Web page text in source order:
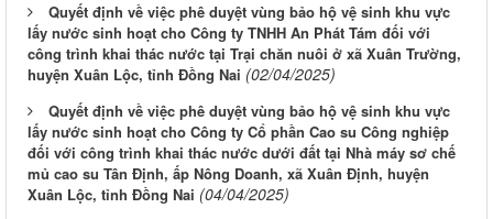
Quyết định về việc phê duyệt vùng bảo hộ vệ sinh khu vực
lấy nước sinh hoạt cho Công ty TNHH An Phát Tám đối với
công trình khai thác nước tại Trại chăn nuôi ở xã Xuân Trường,
huyện Xuân Lộc, tỉnh Đồng Nai (02/04/2025)
Quyết định về việc phê duyệt vùng bảo hộ vệ sinh khu vực
lấy nước sinh hoạt cho Công ty Cổ phần Cao su Công nghiệp
đối với công trình khai thác nước dưới đất tại Nhà máy sơ chế
mủ cao su Tân Định, ấp Nông Doanh, xã Xuân Định, huyện
Xuân Lộc, tỉnh Đồng Nai (04/04/2025)